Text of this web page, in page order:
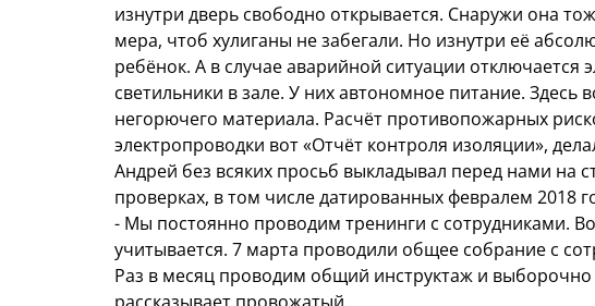
изнутри дверь свободно открывается. Снаружи она
мера, чтоб хулиганы не забегали. Но изнутри её
ребёнок. А в случае аварийной ситуации отключается
светильники в зале. У них автономное питание. Здесь
негорючего материала. Расчёт противопожарных
электропроводки вот «Отчёт контроля изоляции»,
Андрей без всяких просьб выкладывал перед нами на
проверках, в том числе датированных февралем 2018
- Мы постоянно проводим тренинги с сотрудниками.
учитывается. 7 марта проводили общее собрание с
Раз в месяц проводим общий инструктаж и